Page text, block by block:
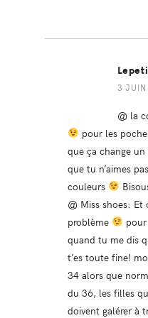
3
@ la
pour les
que ça change
que tu n’aimes
couleurs
@ Miss shoes: Et
problème
quand tu me dis
t’es toute fine!
34 alors que
du 36, les filles
doivent galérer à